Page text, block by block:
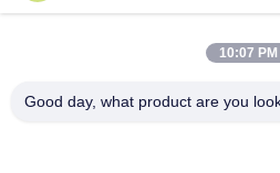
10:07 PM
Good day, what product are you